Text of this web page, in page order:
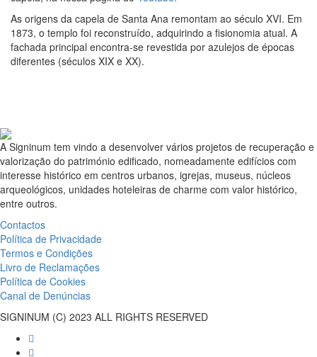
As origens da capela de Santa Ana remontam ao século XVI. Em
1873, o templo foi reconstruído, adquirindo a fisionomia atual. A
fachada principal encontra-se revestida por azulejos de épocas
diferentes (séculos XIX e XX).
A Signinum tem vindo a desenvolver vários projetos de recuperação e
valorização do património edificado, nomeadamente edifícios com
interesse histórico em centros urbanos, igrejas, museus, núcleos
arqueológicos, unidades hoteleiras de charme com valor histórico,
entre outros.
Contactos
Política de Privacidade
Termos e Condições
Livro de Reclamações
Política de Cookies
Canal de Denúncias
SIGNINUM (C) 2023 ALL RIGHTS RESERVED